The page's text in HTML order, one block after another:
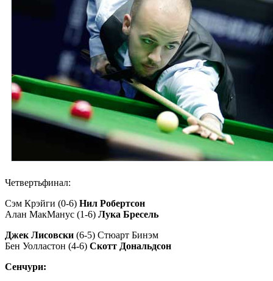
Четвертьфинал:
Сэм Крэйги (0-6) Нил Робертсон
Алан МакМанус (1-6) Лука Бресель
Джек Лисовски (6-5) Стюарт Бинэм
Бен Уолластон (4-6) Скотт Дональдсон
Сенчури: